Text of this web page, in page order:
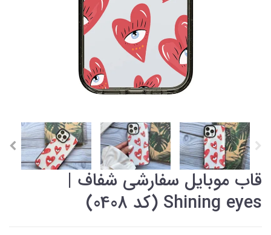
قاب موبایل سفارشی شفاف |
Shining eyes (کد 0408)